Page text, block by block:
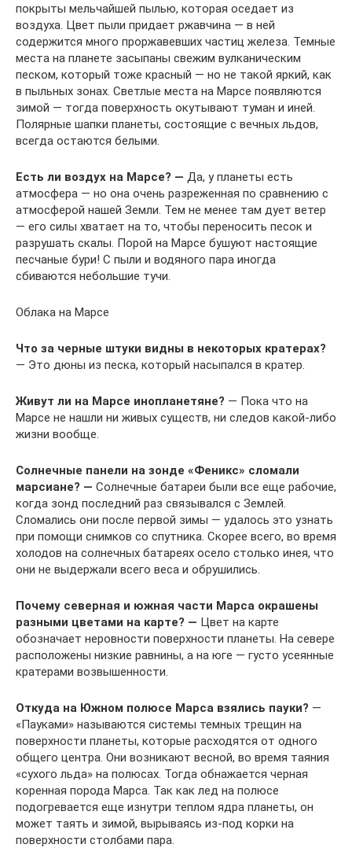
покрыты мельчайшей пылью, которая оседает из
воздуха. Цвет пыли придает ржавчина — в ней
содержится много проржавевших частиц железа. Темные
места на планете засыпаны свежим вулканическим
песком, который тоже красный — но не такой яркий, как
в пыльных зонах. Светлые места на Марсе появляются
зимой — тогда поверхность окутывают туман и иней.
Полярные шапки планеты, состоящие с вечных льдов,
всегда остаются белыми.
Есть ли воздух на Марсе? — Да, у планеты есть
атмосфера — но она очень разреженная по сравнению с
атмосферой нашей Земли. Тем не менее там дует ветер
— его силы хватает на то, чтобы переносить песок и
разрушать скалы. Порой на Марсе бушуют настоящие
песчаные бури! С пыли и водяного пара иногда
сбиваются небольшие тучи.
Облака на Марсе
Что за черные штуки видны в некоторых кратерах?
— Это дюны из песка, который насыпался в кратер.
Живут ли на Марсе инопланетяне? — Пока что на
Марсе не нашли ни живых существ, ни следов какой-либо
жизни вообще.
Солнечные панели на зонде «Феникс» сломали
марсиане? — Солнечные батареи были все еще рабочие,
когда зонд последний раз связывался с Землей.
Сломались они после первой зимы — удалось это узнать
при помощи снимков со спутника. Скорее всего, во время
холодов на солнечных батареях осело столько инея, что
они не выдержали всего веса и обрушились.
Почему северная и южная части Марса окрашены
разными цветами на карте? — Цвет на карте
обозначает неровности поверхности планеты. На севере
расположены низкие равнины, а на юге — густо усеянные
кратерами возвышенности.
Откуда на Южном полюсе Марса взялись пауки? —
«Пауками» называются системы темных трещин на
поверхности планеты, которые расходятся от одного
общего центра. Они возникают весной, во время таяния
«сухого льда» на полюсах. Тогда обнажается черная
коренная порода Марса. Так как лед на полюсе
подогревается еще изнутри теплом ядра планеты, он
может таять и зимой, вырываясь из-под корки на
поверхности столбами пара.